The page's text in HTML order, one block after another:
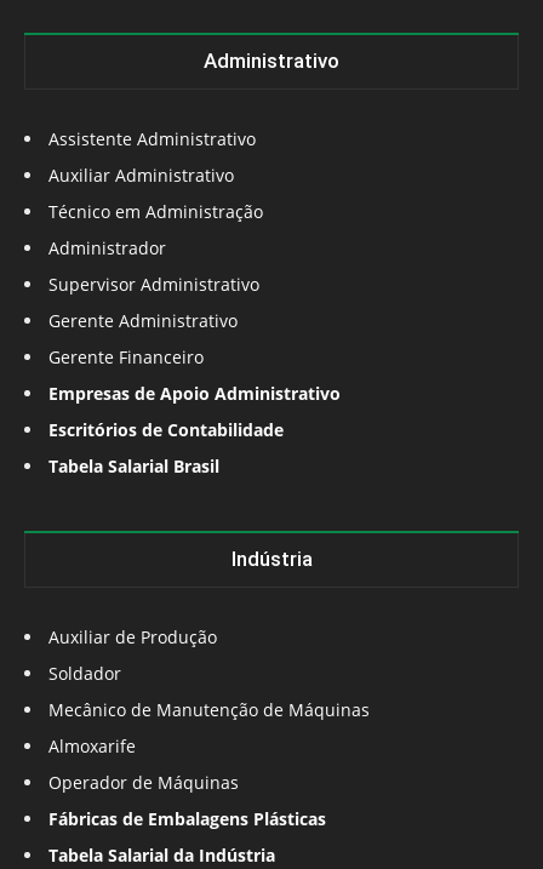
Administrativo
Assistente Administrativo
Auxiliar Administrativo
Técnico em Administração
Administrador
Supervisor Administrativo
Gerente Administrativo
Gerente Financeiro
Empresas de Apoio Administrativo
Escritórios de Contabilidade
Tabela Salarial Brasil
Indústria
Auxiliar de Produção
Soldador
Mecânico de Manutenção de Máquinas
Almoxarife
Operador de Máquinas
Fábricas de Embalagens Plásticas
Tabela Salarial da Indústria